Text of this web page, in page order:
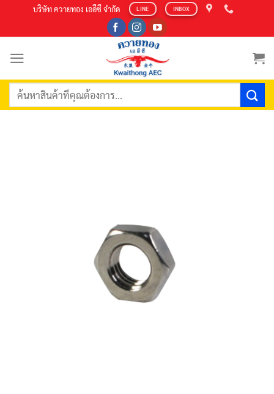
content
บริษัท ควายทอง เออีซี จำกัด LINE INBOX
ค้นหา: